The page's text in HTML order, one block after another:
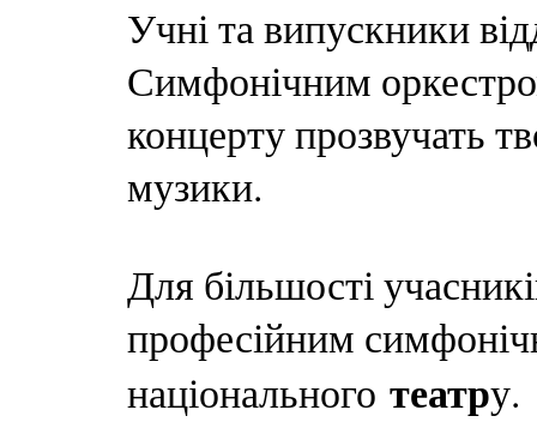
Учні та випускники
Симфонічним
концерту прозвучать
музики.
Для більшості
професійним
національного театру.